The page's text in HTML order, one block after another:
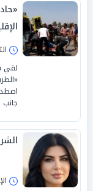
لقي
جانب